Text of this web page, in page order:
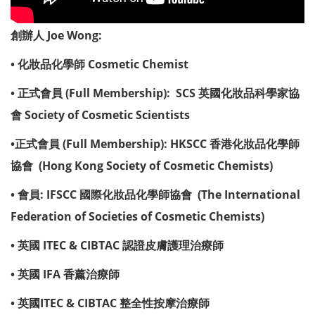
創辦人 Joe Wong:
•化妝品化學師 Cosmetic Chemist
•正式會員 (Full Membership): SCS英國化妝品科學家協
會Society of Cosmetic Scientists
•正式會員 (Full Membership): HKSCC香港化妝品化學師
協會 (Hong Kong Society of Cosmetic Chemists)
•會員: IFSCC 國際化妝品化學師協會 (The International
Federation of Societies of Cosmetic Chemists)
•英國 ITEC & CIBTAC認證皮膚護理治療師
•英國 IFA香薰治療師
•英國ITEC & CIBTAC整全性按摩治療師